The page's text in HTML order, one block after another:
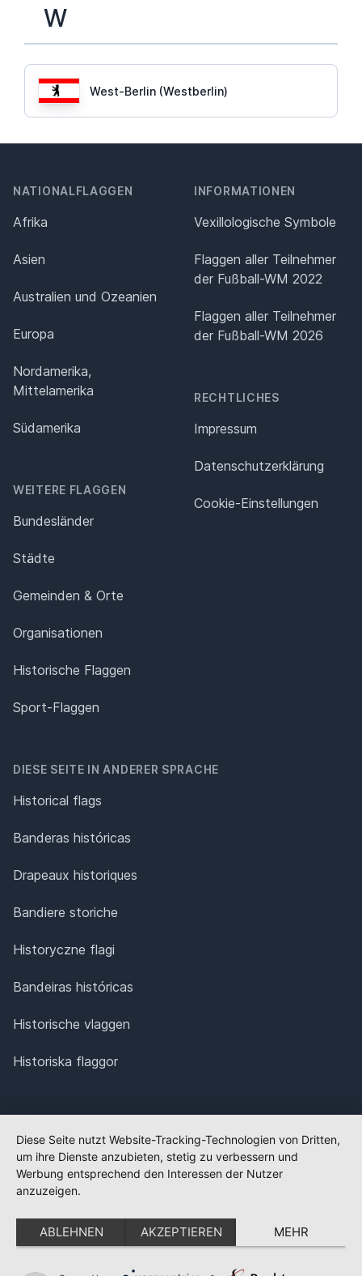
W
West-Berlin (Westberlin)
NATIONALFLAGGEN
Afrika
Asien
Australien und Ozeanien
Europa
Nordamerika,
Mittelamerika
Südamerika
WEITERE FLAGGEN
Bundesländer
Städte
Gemeinden & Orte
Organisationen
Historische Flaggen
Sport-Flaggen
INFORMATIONEN
Vexillologische Symbole
Flaggen aller Teilnehmer
der Fußball-WM 2022
Flaggen aller Teilnehmer
der Fußball-WM 2026
RECHTLICHES
Impressum
Datenschutz­erklärung
Cookie-Einstellungen
DIESE SEITE IN ANDERER SPRACHE
Historical flags
Banderas históricas
Drapeaux historiques
Bandiere storiche
Historyczne flagi
Bandeiras históricas
Historische vlaggen
Historiska flaggor
Diese Seite nutzt Website-Tracking-Technologien von Dritten,
um ihre Dienste anzubieten, stetig zu verbessern und
Werbung entsprechend den Interessen der Nutzer
anzuzeigen.
ABLEHNEN AKZEPTIEREN MEHR